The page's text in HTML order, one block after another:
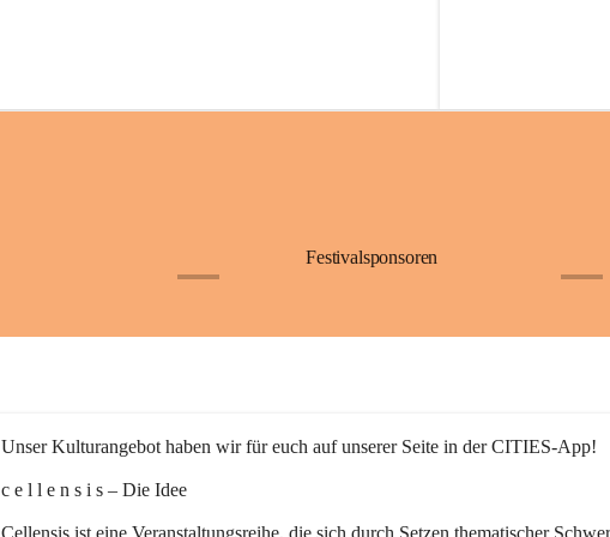
Festivalsponsoren
Unser Kulturangebot haben wir für euch auf unserer Seite in der CITIES-App!
c e l l e n s i s – Die Idee
Cellensis ist eine Veranstaltungsreihe, die sich durch Setzen thematischer